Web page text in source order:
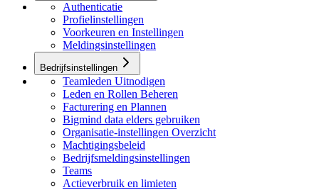
Authenticatie
Profielinstellingen
Voorkeuren en Instellingen
Meldingsinstellingen
Bedrijfsinstellingen
Teamleden Uitnodigen
Leden en Rollen Beheren
Facturering en Plannen
Bigmind data elders gebruiken
Organisatie-instellingen Overzicht
Machtigingsbeleid
Bedrijfsmeldingsinstellingen
Teams
Actieverbruik en limieten